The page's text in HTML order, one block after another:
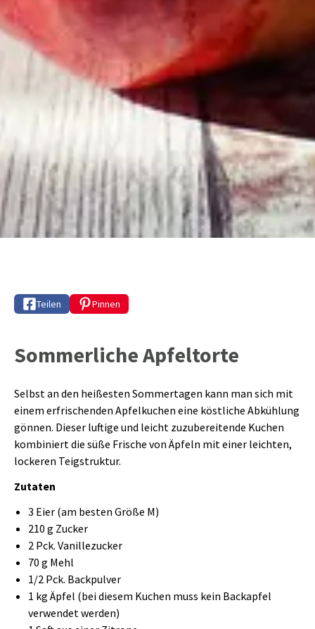
Teilen Pinnen
Sommerliche Apfeltorte
Selbst an den heißesten Sommertagen kann man sich mit
einem erfrischenden Apfelkuchen eine köstliche Abkühlung
gönnen. Dieser luftige und leicht zuzubereitende Kuchen
kombiniert die süße Frische von Äpfeln mit einer leichten,
lockeren Teigstruktur.
Zutaten
3 Eier (am besten Größe M)
210 g Zucker
2 Pck. Vanillezucker
70 g Mehl
1/2 Pck. Backpulver
1 kg Äpfel (bei diesem Kuchen muss kein Backapfel
verwendet werden)